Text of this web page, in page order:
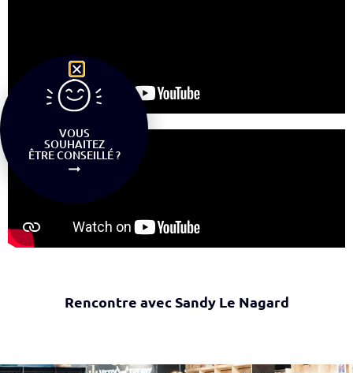
Rencontre avec Sandy Le Nagard
VOUS
SOUHAITEZ
ÊTRE CONSEILLÉ ?